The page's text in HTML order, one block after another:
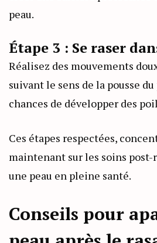
peau.
Étape 3 : Se raser
Réalisez des mouvements
suivant le sens de la pousse
chances de développer des
Ces étapes respectées,
maintenant sur les soins post-
une peau en pleine santé.
Conseils pour